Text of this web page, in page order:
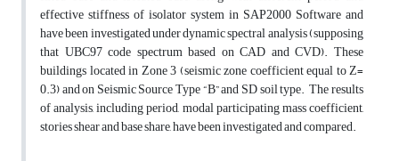
effective stiffness of isolator system in SAP2000 Software and
have been investigated under dynamic spectral analysis (supposing
that UBC97 code spectrum based on CAD and CVD). These
buildings located in Zone 3 (seismic zone coefficient equal to Z=
0.3) and on Seismic Source Type “B” and SD soil type. The results
of analysis, including period, modal participating mass coefficient,
stories shear and base share, have been investigated and compared.